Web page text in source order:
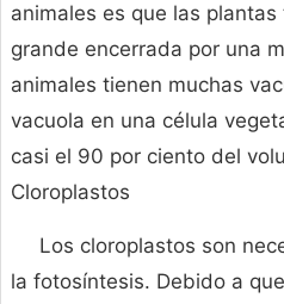
animales es que las
grande encerrada por una
animales tienen muchas
vacuola en una célula
casi el 90 por ciento del
Cloroplastos
Los cloroplastos son
la fotosíntesis. Debido a